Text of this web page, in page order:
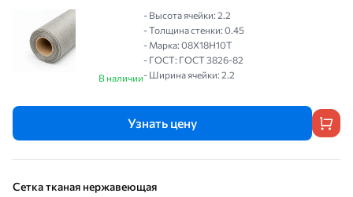
В наличии
- Высота ячейки: 2.2
- Толщина стенки: 0.45
- Марка: 08Х18Н10Т
- ГОСТ: ГОСТ 3826-82
- Ширина ячейки: 2.2
Узнать цену
Сетка тканая нержавеющая